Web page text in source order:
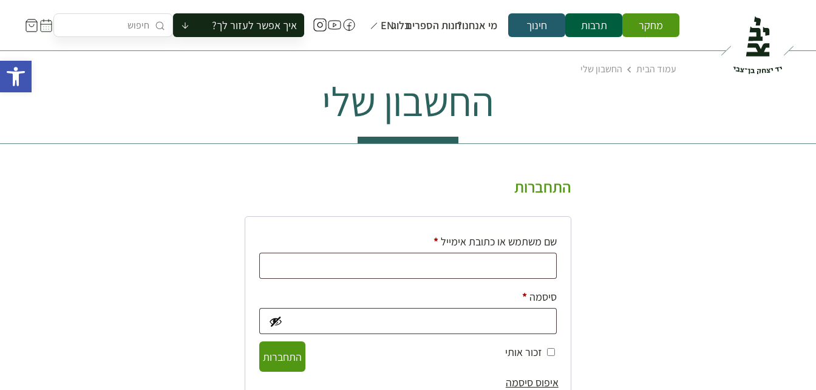
מחקר תרבות חינוך מי אנחנו?חנות הספריםבלוגEN איך אפשר לעזור לך?
להזמין סיור לקבוצה
לתאם ביקור בצריף
עמוד הבית החשבון שלי
החשבון שלי
התחברות
שם משתמש או כתובת אימייל*חובה
סיסמה*חובה
זכור אותי
התחברות
איפוס סיסמה